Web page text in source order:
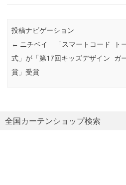
投稿ナビゲーション
← ニチベイ 「スマートコード
式」が「第17回キッズデザイン
賞」受賞
ト
ガ
全国カーテンショップ検索